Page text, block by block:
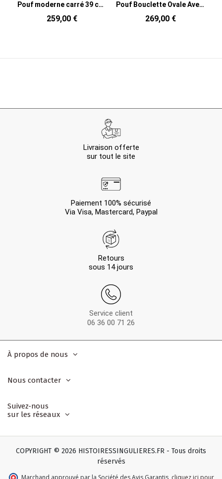
Pouf moderne carré 39 cm en Bois MDF Naturel Placage chêne Tissu Sable Forma
259,00 €
Pouf Bouclette Ovale Avec coffre de rangement Tissu Blanc crème Bouclé Bois de pin Naturel Bois MDF Doreta (Lot de 2)
269,00 €
Livraison offerte
sur tout le site
Paiement 100% sécurisé
Via Visa, Mastercard, Paypal
Retours
sous 14 jours
Service client
06 36 00 71 26
À propos de nous
Nous contacter
Suivez-nous
sur les réseaux
COPYRIGHT © 2026 HISTOIRESSINGULIERES.FR - Tous droits
réservés